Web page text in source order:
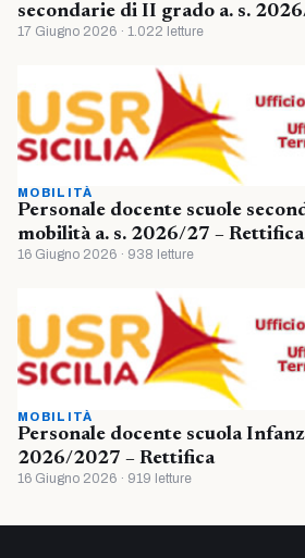
secondarie di II grado a. s.
17 Giugno 2026 · 1.022 letture
MOBILITÀ
Personale docente scuole
mobilità a. s. 2026/27 –
16 Giugno 2026 · 938 letture
MOBILITÀ
Personale docente scuola
2026/2027 – Rettifica
16 Giugno 2026 · 919 letture